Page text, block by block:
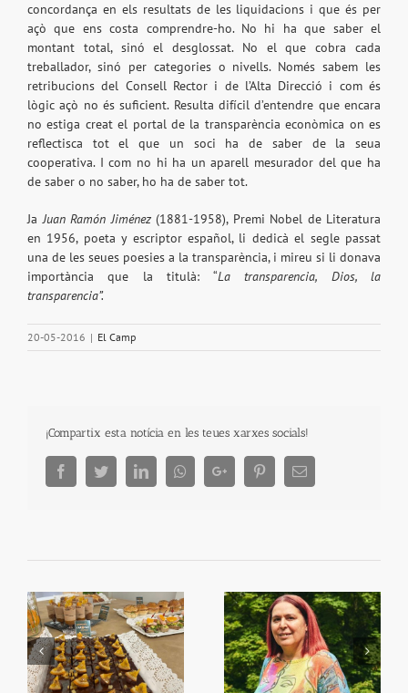
concordança en els resultats de les liquidacions i que és per
açò que ens costa comprendre-ho. No hi ha que saber el
montant total, sinó el desglossat. No el que cobra cada
treballador, sinó per categories o nivells. Només sabem les
retribucions del Consell Rector i de l’Alta Direcció i com és
lògic açò no és suficient. Resulta difícil d’entendre que encara
no estiga creat el portal de la transparència econòmica on es
reflectisca tot el que un soci ha de saber de la seua
cooperativa. I com no hi ha un aparell mesurador del que ha
de saber o no saber, ho ha de saber tot.
JaJuan Ramón Jiménez(1881-1958), Premi Nobel de Literatura
en 1956, poeta y escriptor español, li dedicà el segle passat
una de les seues poesies a la transparència, i mireu si li donava
importància que la titulà: “La transparencia, Dios, la
transparencia”.
20-05-2016 | El Camp
¡Compartix esta notícia en les teues xarxes socials!
FacebookTwitterLinkedInWhatsappGoogle+ PinterestEmail
Begoña García Bernal
va visitar Algemesí
Primera Setmana de la
Taronja